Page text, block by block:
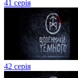
41 серія
42 серія